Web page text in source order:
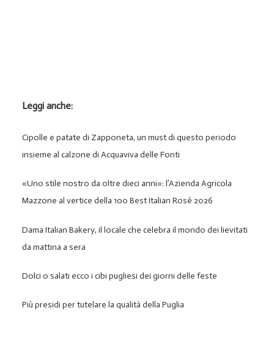
Leggi anche:
Cipolle e patate di Zapponeta, un must di questo periodo
insieme al calzone di Acquaviva delle Fonti
«Uno stile nostro da oltre dieci anni»: l’Azienda Agricola
Mazzone al vertice della 100 Best Italian Rosé 2026
Dama Italian Bakery, il locale che celebra il mondo dei lievitati
da mattina a sera
Dolci o salati ecco i cibi pugliesi dei giorni delle feste
Più presidi per tutelare la qualità della Puglia